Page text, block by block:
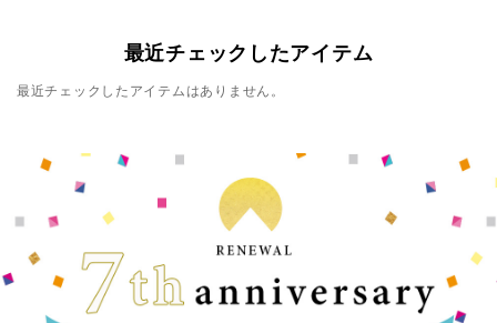
最近チェックしたアイテム
最近チェックしたアイテムはありません。